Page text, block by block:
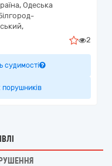
, Одеська
2
судимості
порушників